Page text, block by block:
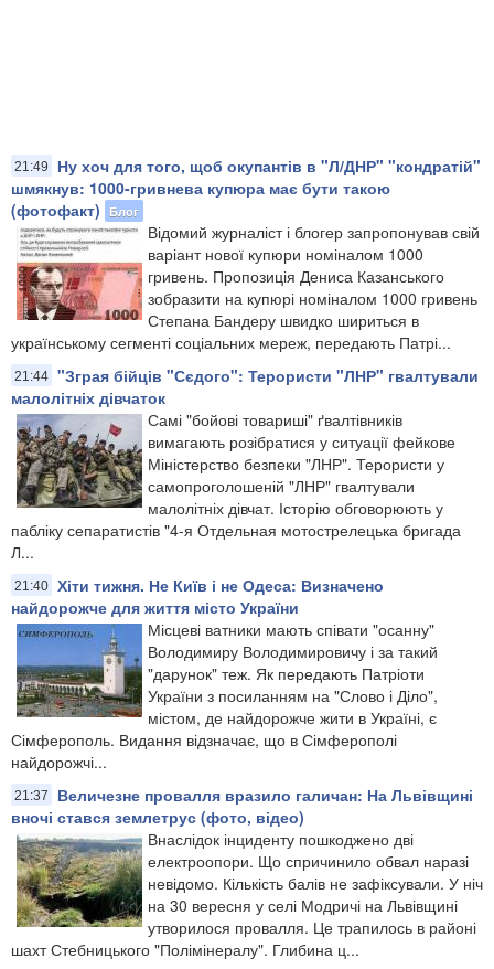
21:49
Ну хоч для того, щоб окупантів в "Л/ДНР" "кондратій"
шмякнув: 1000-гривнева купюра має бути такою
(фотофакт)
Блог
Відомий журналіст і блогер запропонував свій
варіант нової купюри номіналом 1000
гривень. Пропозиція Дениса Казанського
зобразити на купюрі номіналом 1000 гривень
Степана Бандеру швидко шириться в
українському сегменті соціальних мереж, передають Патрі...
21:44 "Зграя бійців "Сєдого": Терористи "ЛНР" гвалтували
малолітніх дівчаток
Самі "бойові товариші" ґвалтівників
вимагають розібратися у ситуації фейкове
Міністерство безпеки "ЛНР". Терористи у
самопроголошеній "ЛНР" гвалтували
малолітніх дівчат. Історію обговорюють у
пабліку сепаратистів "4-я Отдельная мотострелецька бригада
Л...
21:40 Хіти тижня. Не Київ і не Одеса: Визначено
найдорожче для життя місто України
Місцеві ватники мають співати "осанну"
Володимиру Володимировичу і за такий
"дарунок" теж. Як передають Патріоти
України з посиланням на "Слово і Діло",
містом, де найдорожче жити в Україні, є
Сімферополь. Видання відзначає, що в Сімферополі
найдорожчі...
21:37
Величезне провалля вразило галичан: На Львівщині
вночі стався землетрус (фото, відео)
Внаслідок інциденту пошкоджено дві
електроопори. Що спричинило обвал наразі
невідомо. Кількість балів не зафіксували. У ніч
на 30 вересня у селі Модричі на Львівщині
утворилося провалля. Це трапилось в районі
шахт Стебницького "Полімінералу". Глибина ц...